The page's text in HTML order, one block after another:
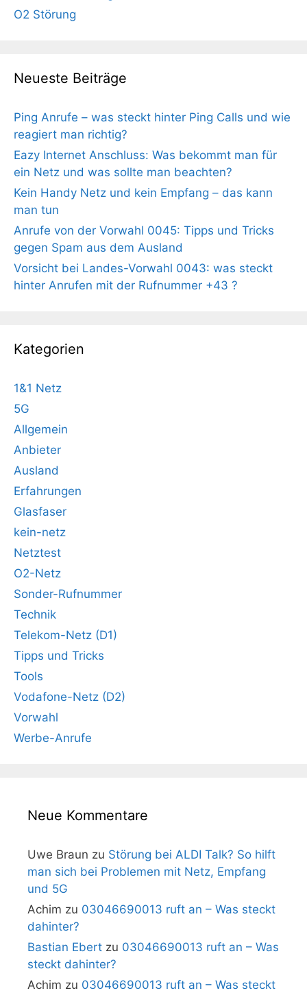
O2 Störung
Neueste Beiträge
Ping Anrufe – was steckt hinter Ping Calls und wie
reagiert man richtig?
Eazy Internet Anschluss: Was bekommt man für
ein Netz und was sollte man beachten?
Kein Handy Netz und kein Empfang – das kann
man tun
Anrufe von der Vorwahl 0045: Tipps und Tricks
gegen Spam aus dem Ausland
Vorsicht bei Landes-Vorwahl 0043: was steckt
hinter Anrufen mit der Rufnummer +43 ?
Kategorien
1&1 Netz
5G
Allgemein
Anbieter
Ausland
Erfahrungen
Glasfaser
kein-netz
Netztest
O2-Netz
Sonder-Rufnummer
Technik
Telekom-Netz (D1)
Tipps und Tricks
Tools
Vodafone-Netz (D2)
Vorwahl
Werbe-Anrufe
Neue Kommentare
Uwe Braun zu Störung bei ALDI Talk? So hilft
man sich bei Problemen mit Netz, Empfang
und 5G
Achim zu 03046690013 ruft an – Was steckt
dahinter?
Bastian Ebert zu 03046690013 ruft an – Was
steckt dahinter?
Achim zu 03046690013 ruft an – Was steckt